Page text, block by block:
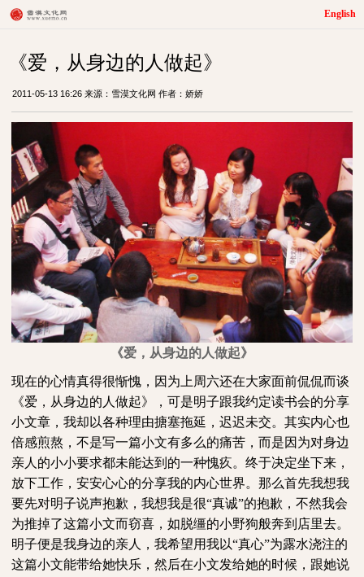
English
《爱，从身边的人做起》
2011-05-13 16:26 来源：雪漠文化网 作者：娇娇
《爱，从身边的人做起》
现在的心情真得很惭愧，因为上周六还在大家面前侃侃而谈
《爱，从身边的人做起》，可是明子跟我约定读书会的分享
小文章，我却以各种理由搪塞拖延，迟迟未交。其实内心也
倍感煎熬，不是写一篇小文有多么的痛苦，而是因为对身边
亲人的小小要求都未能达到的一种愧疚。终于决定坐下来，
放下工作，安安心心的分享我的内心世界。那么首先我想我
要先对明子说声抱歉，我想我是很“真诚”的抱歉，不然我会
为推掉了这篇小文而窃喜，如脱缰的小野狗般奔到店里去。
明子便是我身边的亲人，我希望用我以“真心”为露水浇注的
这篇小文能带给她快乐，然后在小文发给她的时候，跟她说